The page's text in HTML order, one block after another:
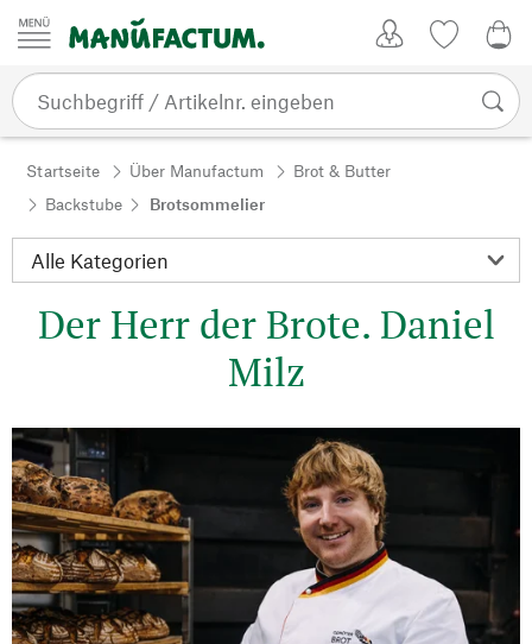
Zum Inhalt springen
Startseite Über Manufactum
Brot & Butter
Backstube
Brotsommelier
Der Herr der Brote. Daniel
Milz